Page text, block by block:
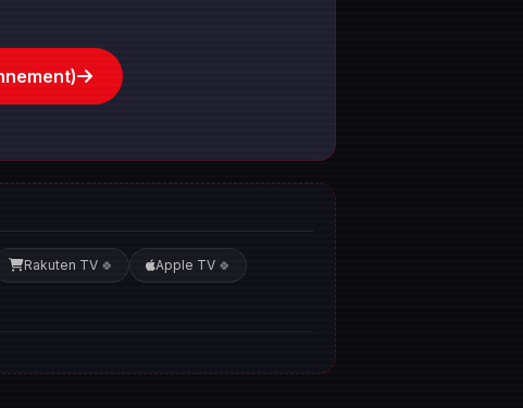
Rakuten TV 🍀 Apple TV 🍀